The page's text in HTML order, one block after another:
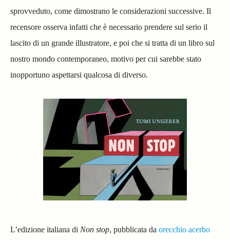
sprovveduto, come dimostrano le considerazioni successive. Il
recensore osserva infatti che è necessario prendere sul serio il
lascito di un grande illustratore, e poi che si tratta di un libro sul
nostro mondo contemporaneo, motivo per cui sarebbe stato
inopportuno aspettarsi qualcosa di diverso.
L’edizione italiana di Non stop, pubblicata da orecchio acerbo